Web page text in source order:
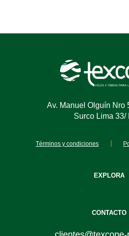
Av. Manuel Olguín Nro
Surco Lima 33/
Términos y condiciones
EXPLORA
CONTACTO